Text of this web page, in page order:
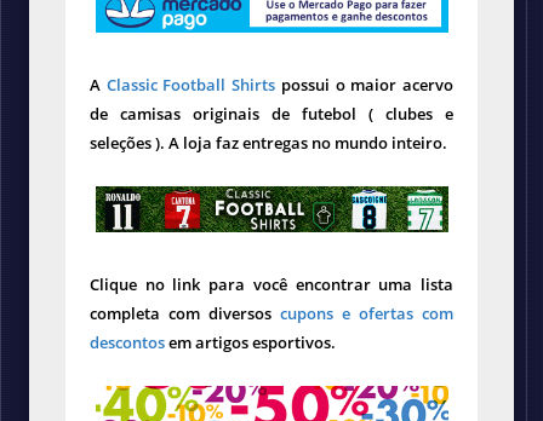
A Classic Football Shirts possui o maior acervo
de camisas originais de futebol ( clubes e
seleções ). A loja faz entregas no mundo inteiro.
Clique no link para você encontrar uma lista
completa com diversos cupons e ofertas com
descontosem artigos esportivos.